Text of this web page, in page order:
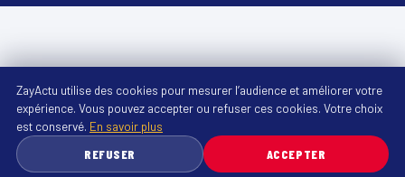
ZayActu utilise des cookies pour mesurer l’audience et améliorer votre
expérience. Vous pouvez accepter ou refuser ces cookies. Votre choix
est conservé. En savoir plus
REFUSER
ACCEPTER